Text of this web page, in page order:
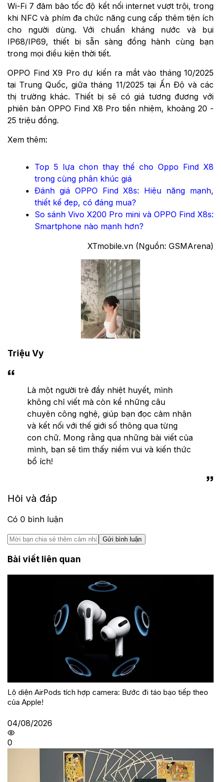
Wi-Fi 7 đảm bảo tốc độ kết nối internet vượt trội, trong
khi NFC và phím đa chức năng cung cấp thêm tiện ích
cho người dùng. Với chuẩn kháng nước và bụi
IP68/IP69, thiết bị sẵn sàng đồng hành cùng bạn
trong mọi điều kiện thời tiết.
OPPO Find X9 Pro dự kiến ra mắt vào tháng 10/2025
tại Trung Quốc, giữa tháng 11/2025 tại Ấn Độ và các
thị trường khác. Thiết bị sẽ có giá tương đương với
phiên bản OPPO Find X8 Pro tiền nhiệm, khoảng 20 -
25 triệu đồng.
Xem thêm:
Top 5 lựa chọn thay thế cho Oppo Find X8
trong cùng phân khúc giá
Đánh giá OPPO Find X8s: Hiệu năng mạnh,
thiết kế đẹp, có đáng mua?
So sánh Vivo X200 Pro mini và OPPO Find X8s:
Smartphone nào mạnh hơn?
XTmobile.vn (Nguồn: GSMArena)
Triệu Vy
Là một người trẻ đầy nhiệt huyết, mình
không chỉ viết mà còn kể những câu
chuyện công nghệ, giúp bạn đọc cảm nhận
và kết nối với thế giới số thông qua từng
con chữ. Mong rằng qua những bài viết của
mình, bạn sẽ tìm thấy niềm vui và kiến thức
bổ ích!
Hỏi và đáp
Có 0 bình luận
Gửi bình luận
Bài viết liên quan
Lộ diện AirPods tích hợp camera: Bước đi táo bạo tiếp theo
của Apple!
04/08/2026
0